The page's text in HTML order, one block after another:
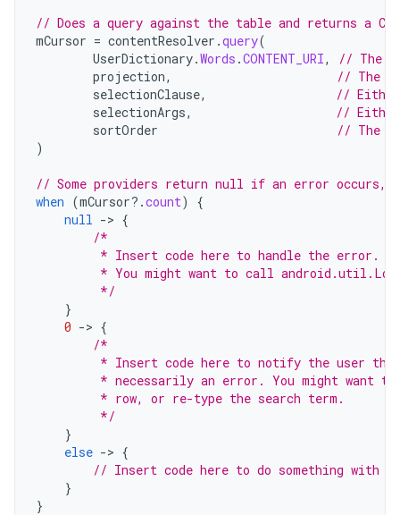
// Does a query against the table and returns a
mCursor = contentResolver .query(
UserDictionary.Words .CONTENT_URI,
// The
projection,
// The
selectionClause,
// Either
selectionArgs,
// Either
sortOrder
// The
)
// Some providers return null if an error occurs,
when (mCursor?.count)
{
null -> {
/*
* Insert code here to handle the error.
* You might want to call
         */
}
0 -> {
/*
* Insert code here to notify the user
* necessarily an error. You might want
         * row, or re-type the search term.
         */
}
else -> {
// Insert code here to do something with
}
}